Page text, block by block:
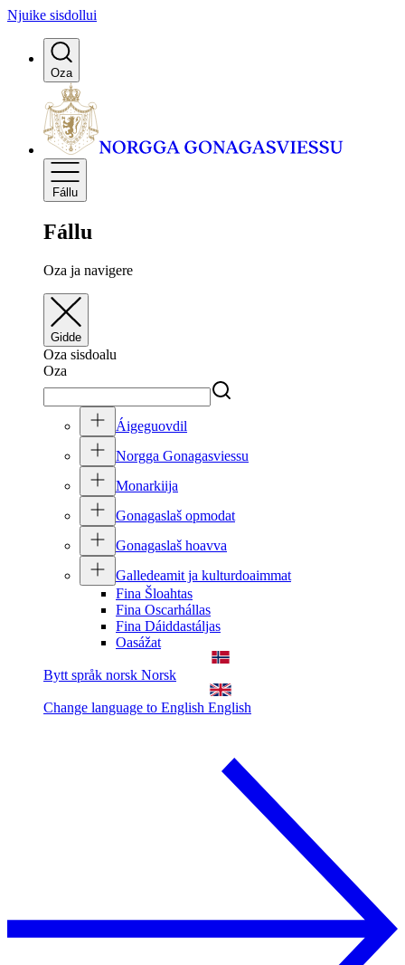
Njuike sisdollui
Oza
Fállu
Fállu
Oza ja navigere
Gidde
Oza sisdoalu
Oza
Áigeguovdil
Norgga Gonagasviessu
Monarkiija
Gonagaslaš opmodat
Gonagaslaš hoavva
Galledeamit ja kulturdoaimmat
Fina Šloahtas
Fina Oscarhállas
Fina Dáiddastáljas
Oasážat
Bytt språk norsk Norsk
Change language to English English